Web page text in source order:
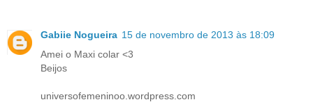
Gabiie Nogueira 15 de novembro de 2013 às 18:09
Amei o Maxi colar <3
Beijos
universofemeninoo.wordpress.com